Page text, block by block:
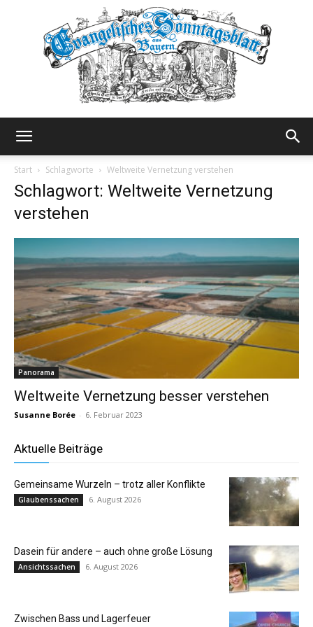
Start Schlagworte Weltweite Vernetzung verstehen
Schlagwort: Weltweite Vernetzung
verstehen
Panorama
Weltweite Vernetzung besser verstehen
Susanne Borée - 6. Februar 2023
Aktuelle Beiträge
Gemeinsame Wurzeln – trotz aller Konflikte
Glaubenssachen 6. August 2026
Dasein für andere – auch ohne große Lösung
Ansichtssachen 6. August 2026
Zwischen Bass und Lagerfeuer